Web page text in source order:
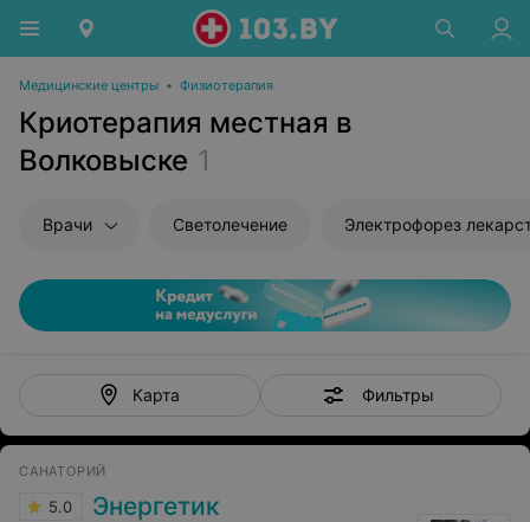
Медицинские центры • Физиотерапия
Криотерапия местная в
Волковыске 1
Врачи Светолечение Электрофорез
Карта Фильтры
САНАТОРИЙ
5.0 Энергетик